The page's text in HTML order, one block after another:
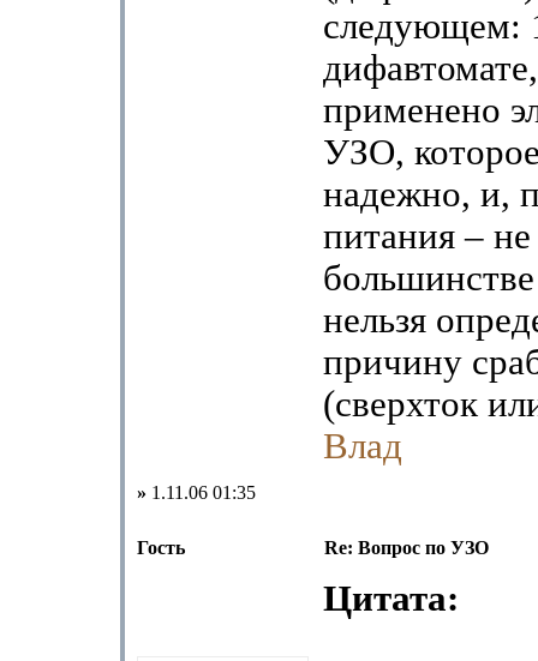
следующем:
применено
УЗО,
надежно, и,
питания – не
нельзя
причину
(сверхток
Влад
» 1.11.06 01:35
Гость Re: Вопрос по УЗО
Цитата: